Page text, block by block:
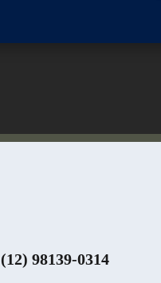
(12) 98139-0314